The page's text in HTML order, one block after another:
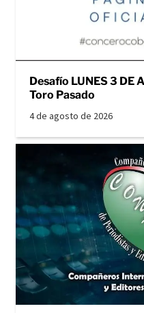
Desafío LUNES 3 DE
Toro Pasado
4 de agosto de 2026